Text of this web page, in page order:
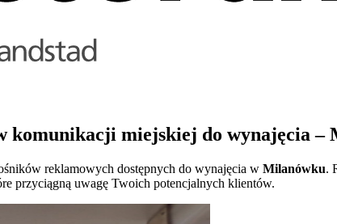
komunikacji miejskiej do wynajęcia –
reklamowych dostępnych do wynajęcia w Milanówku.
przyciągną uwagę Twoich potencjalnych klientów.